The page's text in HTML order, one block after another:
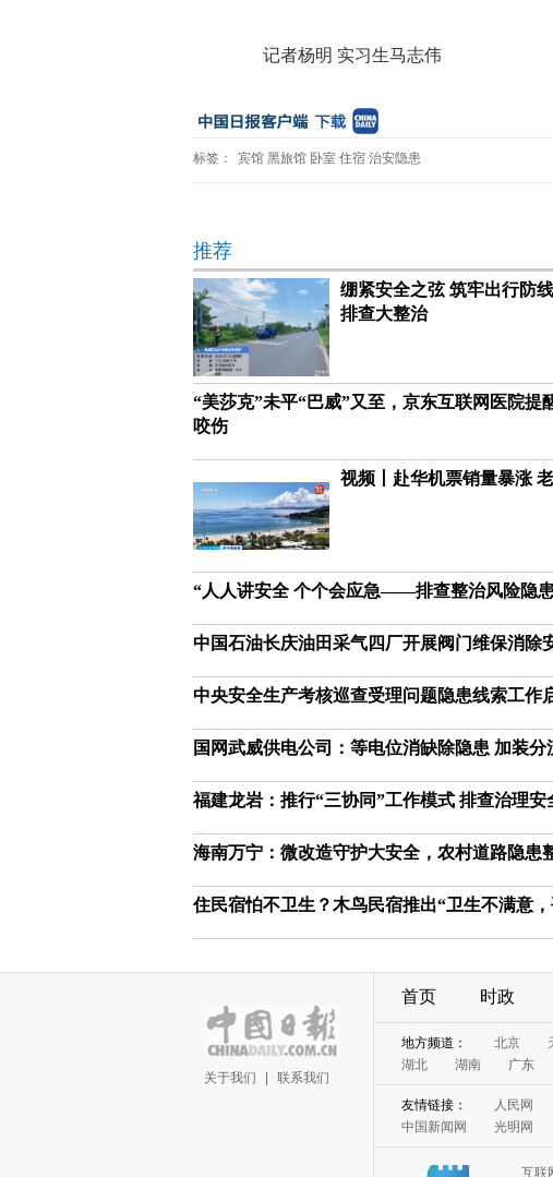
记者杨明 实习生马志伟
标签： 宾馆 黑旅馆 卧室 住宿 治安隐患
推荐
绷紧安全之弦 筑牢出行防
排查大整治
“美莎克”未平“巴威”又至，京东互联网医院
咬伤
视频丨赴华机票销量暴涨
“人人讲安全 个个会应急——排查整治风险隐
中国石油长庆油田采气四厂开展阀门维保消除
中央安全生产考核巡查受理问题隐患线索工作
国网武威供电公司：等电位消缺除隐患 加装分
福建龙岩：推行“三协同”工作模式 排查治理安
海南万宁：微改造守护大安全，农村道路隐患
住民宿怕不卫生？木鸟民宿推出“卫生不满意
关于我们 联系我们
首页 时政
地方频道： 北京
湖北
湖南 广东
友情链接： 人民网
中国新闻网
光明网
互联